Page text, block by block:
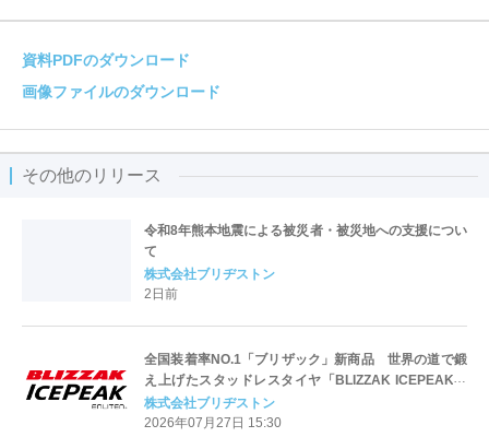
資料PDFのダウンロード
画像ファイルのダウンロード
その他のリリース
令和8年熊本地震による被災者・被災地への支援につい
て
株式会社ブリヂストン
2日前
全国装着率NO.1「ブリザック」新商品 世界の道で鍛
え上げたスタッドレスタイヤ「BLIZZAK ICEPEAK」
を発売
株式会社ブリヂストン
2026年07月27日 15:30